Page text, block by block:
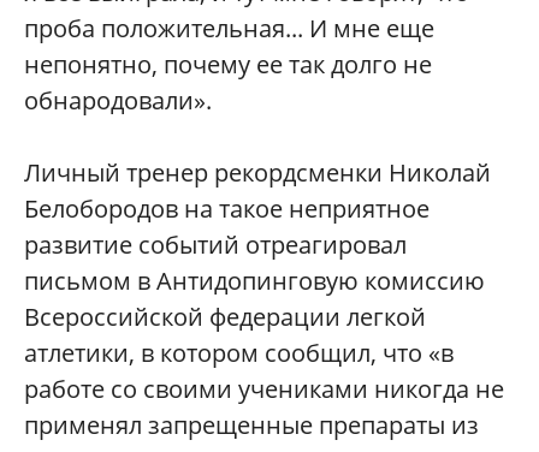
проба положительная... И мне еще
непонятно, почему ее так долго не
обнародовали».
Личный тренер рекордсменки Николай
Белобородов на такое неприятное
развитие событий отреагировал
письмом в Антидопинговую комиссию
Всероссийской федерации легкой
атлетики, в котором сообщил, что «в
работе со своими учениками никогда не
применял запрещенные препараты из